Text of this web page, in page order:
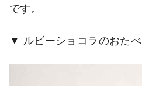
です。
ルビーショコラのおたべ